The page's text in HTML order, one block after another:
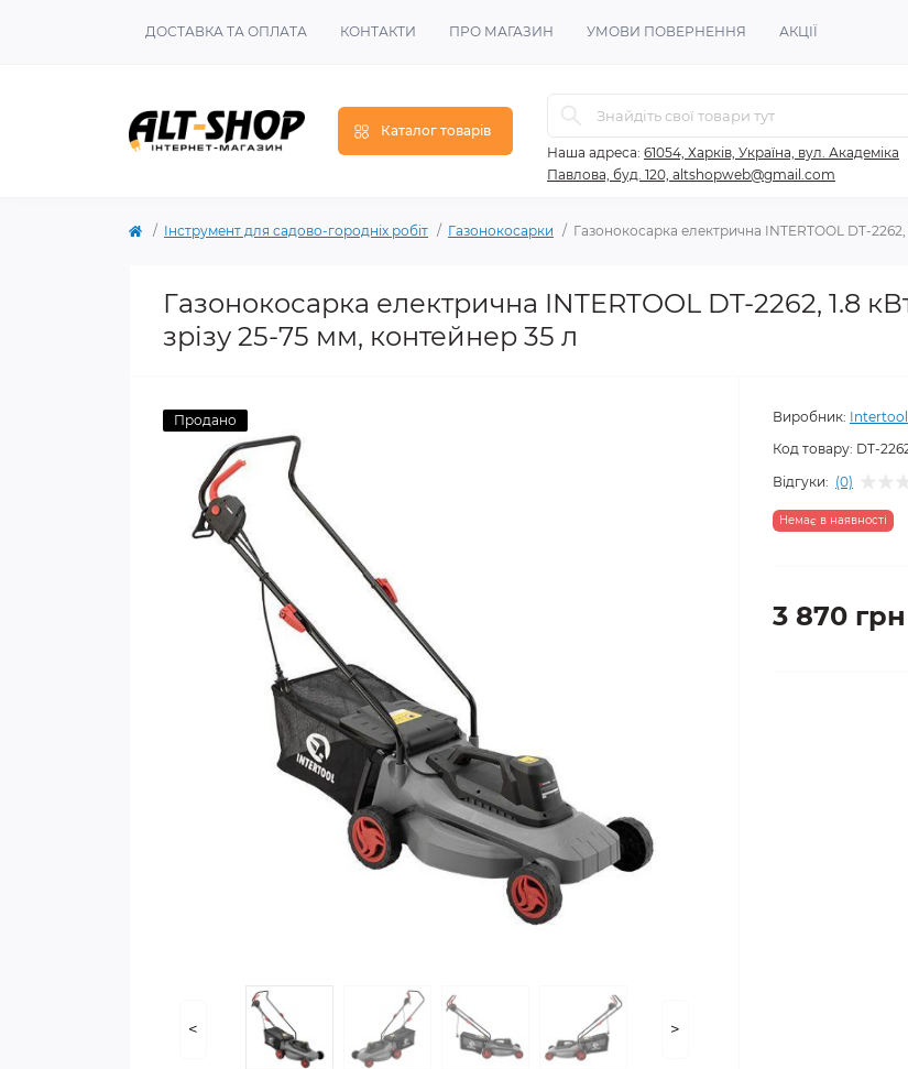
ДОСТАВКА ТА ОПЛАТА КОНТАКТИ ПРО МАГАЗИН УМОВИ ПОВЕРНЕННЯ АКЦІЇ
Каталог товарів
Наша адреса: 61054, Харків, Україна, вул. Академіка
Павлова, буд. 120, altshopweb@gmail.com
Інструмент для садово-городніх робіт Газонокосарки Газонокосарка електрична INTERTOOL DT-
Газонокосарка електрична INTERTOOL DT-2262, 1.8
зрізу 25-75 мм, контейнер 35 л
Продано
< >
Виробник: Intertool
Код товару: DT-
Відгуки: (0)
Немає в наявності
3 870 грн